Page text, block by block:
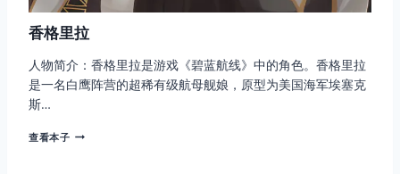
香格里拉
人物简介：香格里拉是游戏《碧蓝航线》中的角色。香格里拉
是一名白鹰阵营的超稀有级航母舰娘，原型为美国海军埃塞克
斯…
查看本子香